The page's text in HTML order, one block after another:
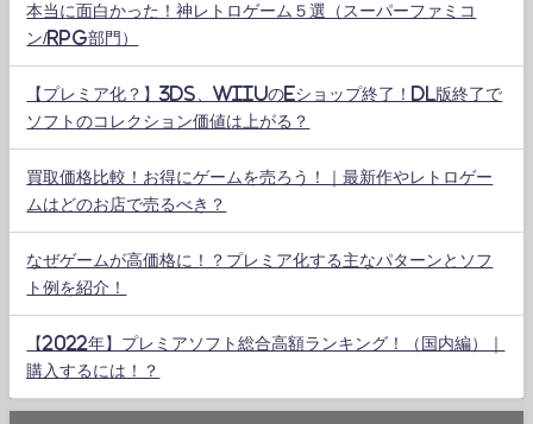
本当に面白かった！神レトロゲーム５選（スーパーファミコ
ン/RPG部門）
【プレミア化？】3DS、WiiUのeショップ終了！DL版終了で
ソフトのコレクション価値は上がる？
買取価格比較！お得にゲームを売ろう！｜最新作やレトロゲー
ムはどのお店で売るべき？
なぜゲームが高価格に！？プレミア化する主なパターンとソフ
ト例を紹介！
【2022年】プレミアソフト総合高額ランキング！（国内編）｜
購入するには！？